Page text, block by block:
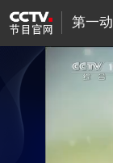
第一